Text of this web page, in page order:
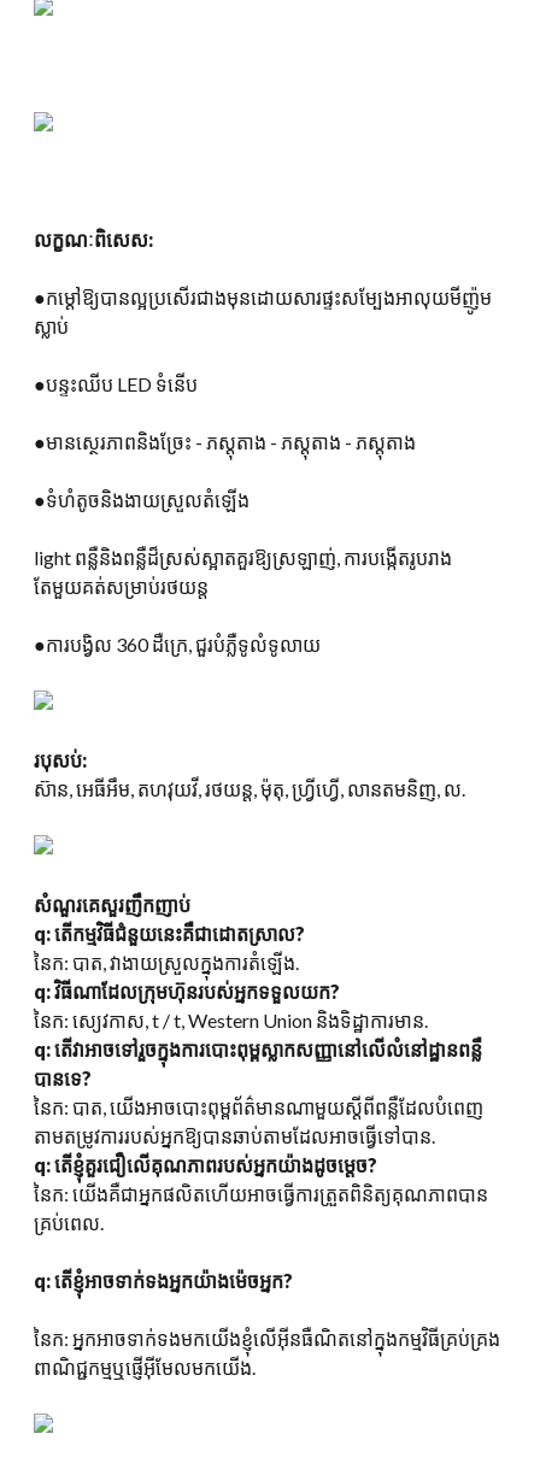
លក្ខណៈពិសេស:
●កម្តៅឱ្យបានល្អប្រសើរជាងមុនដោយសារផ្ទះសម្បែងអាលុយមីញ៉ូម
ស្លាប់
●បន្ទះឈីប LED ទំនើប
●មានស្ថេរភាពនិងច្រែះ - ភស្តុតាង - ភស្តុតាង - ភស្តុតាង
●ទំហំតូចនិងងាយស្រួលតំឡើង
light ពន្លឺនិងពន្លឺដ៏ស្រស់ស្អាតគួរឱ្យស្រឡាញ់, ការបង្កើតរូបរាង
តែមួយគត់សម្រាប់រថយន្ត
●ការបង្វិល 360 ដឺក្រេ, ជួរបំភ្លឺទូលំទូលាយ
របុសប់:
ស៊ាន, អេធីអឹម, តហវុយវី, រថយន្ដ, ម៉ុតុ, ហ្វ្រីហ្វើ, លានតមនិញ, ល.
សំណួរគេសួរញឹកញាប់
q: តើកម្មវិធីជំនួយនេះគឺជាដោតស្រាល?
នៃក: បាត, វាងាយស្រួលក្នុងការតំឡើង.
q: វិធីណាដែលក្រុមហ៊ុនរបស់អ្នកទទួលយក?
នៃក: ស្យេវកាស, t / t, Western Union និងទិដ្ឋាការមាន.
q: តើវាអាចទៅរួចក្នុងការបោះពុម្ពស្លាកសញ្ញានៅលើលំនៅដ្ឋានពន្លឺ
បានទេ?
នៃក: បាត, យើងអាចបោះពុម្ពព័ត៌មានណាមួយស្តីពីពន្លឺដែលបំពេញ
តាមតម្រូវការរបស់អ្នកឱ្យបានឆាប់តាមដែលអាចធ្វើទៅបាន.
q: តើខ្ញុំគួរជឿលើគុណភាពរបស់អ្នកយ៉ាងដូចម្តេច?
នៃក: យើងគឺជាអ្នកផលិតហើយអាចធ្វើការត្រួតពិនិត្យគុណភាពបាន
គ្រប់ពេល.
q: តើខ្ញុំអាចទាក់ទងអ្នកយ៉ាងម៉េចអ្នក?
នៃក: អ្នកអាចទាក់ទងមកយើងខ្ញុំលើអ៊ីនធឺណិតនៅក្នុងកម្មវិធីគ្រប់គ្រង
ពាណិជ្ជកម្មឬផ្ញើអ៊ីមែលមកយើង.